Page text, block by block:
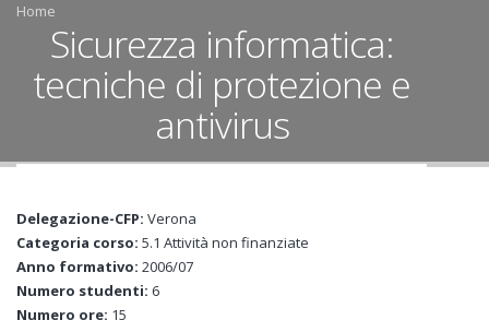
Home
Sicurezza informatica:
tecniche di protezione e
antivirus
Delegazione-CFP: Verona
Categoria corso: 5.1 Attività non finanziate
Anno formativo: 2006/07
Numero studenti: 6
Numero ore: 15